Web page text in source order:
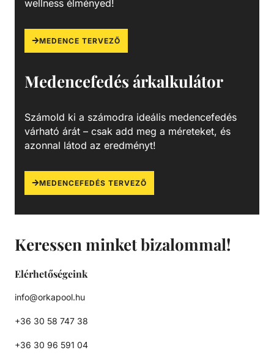
Keressen minket bizalommal!
Elérhetőségeink
info@orkapool.hu
+36 30 58 747 38
+36 30 96 591 04
wellness élményed!
MEDENCE TERVEZŐ
Medencefedés árkalkulátor
Számold ki a számodra ideális medencefedés
várható árát – csak add meg a méreteket, és
azonnal látod az eredményt!
MEDENCEFEDÉS TERVEZŐ